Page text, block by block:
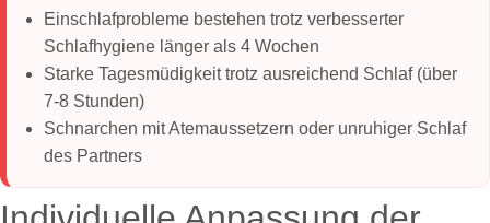
Einschlafprobleme bestehen trotz verbesserter
Schlafhygiene länger als 4 Wochen
Starke Tagesmüdigkeit trotz ausreichend Schlaf (über
7-8 Stunden)
Schnarchen mit Atemaussetzern oder unruhiger Schlaf
des Partners